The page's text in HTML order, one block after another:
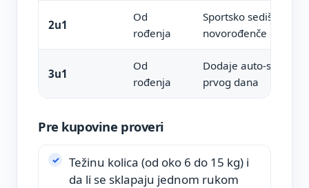
2u1
Od
rođenja
Sportsko sedište
novorođenče
3u1
Od
rođenja
Dodaje auto-sedište,
prvog dana
Pre kupovine proveri
Težinu kolica (od oko 6 do 15 kg) i
da li se sklapaju jednom rukom